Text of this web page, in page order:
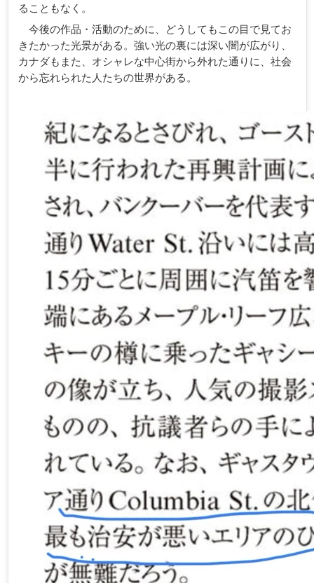
ることもなく。
今後の作品・活動のために、どうしてもこの目で見てお
きたかった光景がある。強い光の裏には深い闇が広がり、
カナダもまた、オシャレな中心街から外れた通りに、社会
から忘れられた人たちの世界がある。